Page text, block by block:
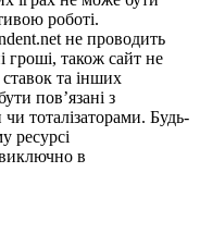
роботі.
не проводить
гроші, також сайт не
та інших
пов’язані з
тоталізаторами. Будь-
ресурсі
в